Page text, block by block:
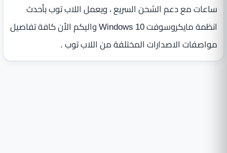
ساعات مع دعم الشحن السريع ، ويعمل اللاب توب بأحدث
انظمة مايكروسوفت Windows 10 واليكم الأن كافة تفاصيل
مواصفات الاصدارات المختلفة من اللاب توب .